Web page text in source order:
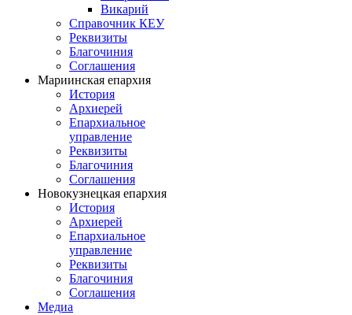
Викарий
Справочник КЕУ
Реквизиты
Благочиния
Соглашения
Мариинская епархия
История
Архиерей
Епархиальное
управление
Реквизиты
Благочиния
Соглашения
Новокузнецкая епархия
История
Архиерей
Епархиальное
управление
Реквизиты
Благочиния
Соглашения
Медиа